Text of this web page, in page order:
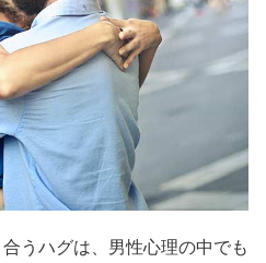
うハグは、男性心理の中でも